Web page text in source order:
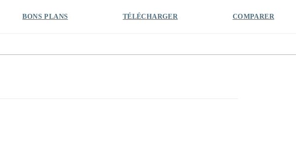
BONS PLANS TÉLÉCHARGER COMPARER